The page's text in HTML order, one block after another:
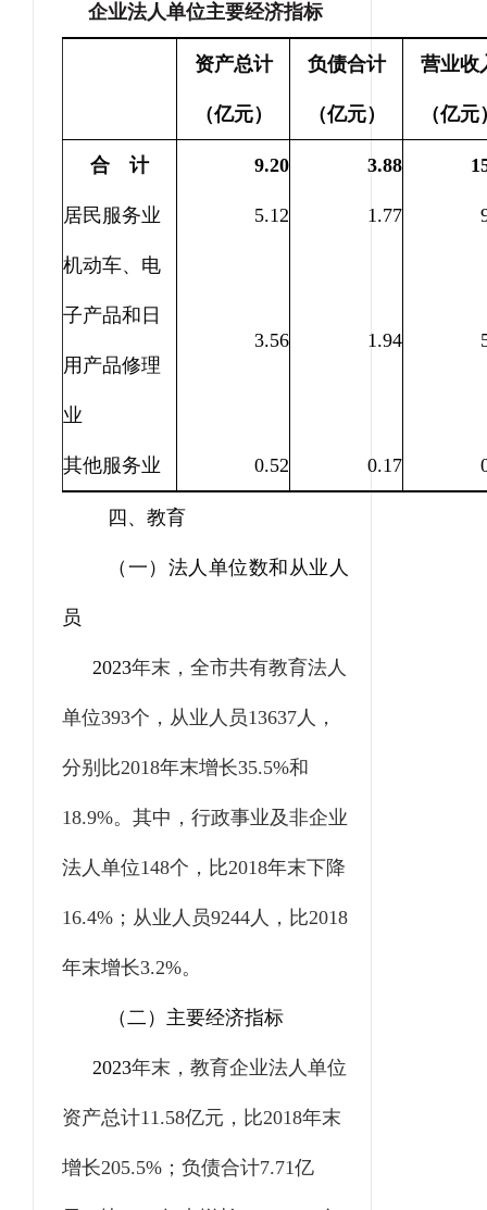
企业法人单位主要经济指标
资产总计
（亿元）
负债合计
（亿元）
营业收
（亿元
合 计 9.20 3.88
居民服务业 5.12 1.77
机动车、电
子产品和日
用产品修理
业
3.56 1.94
其他服务业 0.52 0.17
四、教育
（一）法人单位数和从业人
员
2023年末，全市共有教育法人
单位393个，从业人员13637人，
分别比2018年末增长35.5%和
18.9%。其中，行政事业及非企业
法人单位148个，比2018年末下降
16.4% ；从业人员9244人，比2018
年末增长3.2%。
（二）主要经济指标
2023年末，教育企业法人单位
资产总计11.58亿元，比2018年末
增长205.5% ；负债合计7.71亿